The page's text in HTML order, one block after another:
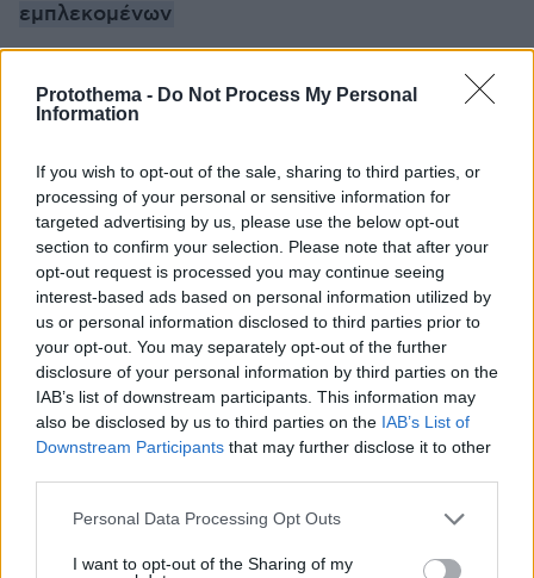
Protothema - Do Not Process My Personal
Information
If you wish to opt-out of the sale, sharing to third parties, or
processing of your personal or sensitive information for
targeted advertising by us, please use the below opt-out
section to confirm your selection. Please note that after your
opt-out request is processed you may continue seeing
interest-based ads based on personal information utilized by
us or personal information disclosed to third parties prior to
your opt-out. You may separately opt-out of the further
disclosure of your personal information by third parties on the
IAB’s list of downstream participants. This information may
also be disclosed by us to third parties on the IAB’s List of
Downstream Participants that may further disclose it to other
Please note that this website/app uses one or more Google
not limited to your visit or usage behaviour. You may click to
Personal Data Processing Opt Outs
I want to opt-out of the Sharing of my
εμπλεκομένων
αντιπολίτευση να αφήνει εκτός Εθνικής
Δεν υπάρχουν ίχνη φρεναρίσματος του
φορτηγού στο οδόστρωμα - Πώς έγινε το
τροχαίο στα διόδια της Εγνατίας Οδού
Σχετικά Άρθρα
Ακολουθήστε τοprotothema.gr στο Google News
και μάθετε πρώτοι όλες τις ειδήσεις
Δείτε όλες τις τελευταίεςΕιδήσειςαπό την Ελλάδα
και τον Κόσμο, τη στιγμή που συμβαίνουν, στο
Protothema.gr